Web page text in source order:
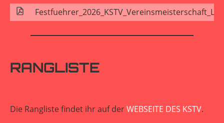
RANGLISTE
Die Rangliste findet ihr auf derWEBSEITE DES KSTV.